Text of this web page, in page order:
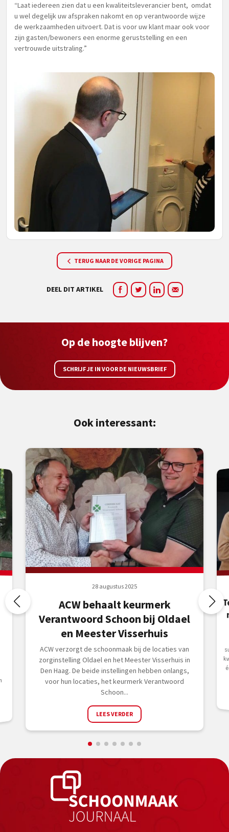
“Laat iedereen zien dat u een kwaliteitsleverancier bent, omdat
u wel degelijk uw afspraken nakomt en op verantwoorde wijze
de werkzaamheden uitvoert. Dat is voor uw klant maar ook voor
zijn gasten/bewoners een enorme geruststelling en een
vertrouwde uitstraling.”
TERUG NAAR DE VORIGE PAGINA
DEEL DIT ARTIKEL
Op de hoogte blijven?
SCHRIJF JE IN VOOR DE NIEUWSBRIEF
Ook interessant:
28 augustus 2025
ACW behaalt keurmerk
Verantwoord Schoon bij Oldael
en Meester Visserhuis
ACW verzorgt de schoonmaak bij de locaties van
zorginstelling Oldael en het Meester Visserhuis in
Den Haag. De beide instellingen hebben onlangs,
voor hun locaties, het keurmerk Verantwoord
Schoon...
LEES VERDER